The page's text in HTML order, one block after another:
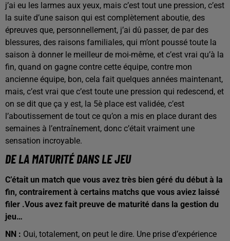
j’ai eu les larmes aux yeux, mais c’est tout une pression, c’est
la suite d’une saison qui est complètement aboutie, des
épreuves que, personnellement, j’ai dû passer, de par des
blessures, des raisons familiales, qui m’ont poussé toute la
saison à donner le meilleur de moi-même, et c’est vrai qu’à la
fin, quand on gagne contre cette équipe, contre mon
ancienne équipe, bon, cela fait quelques années maintenant,
mais, c’est vrai que c’est toute une pression qui redescend, et
on se dit que ça y est, la 5è place est validée, c’est
l’aboutissement de tout ce qu’on a mis en place durant des
semaines à l’entraînement, donc c’était vraiment une
sensation incroyable.
DE LA MATURITÉ DANS LE JEU
C’était un match que vous avez très bien géré du début à la
fin, contrairement à certains matchs que vous aviez laissé
filer .Vous avez fait preuve de maturité dans la gestion du
jeu…
NN : Oui, totalement, on peut le dire. Une prise d’expérience